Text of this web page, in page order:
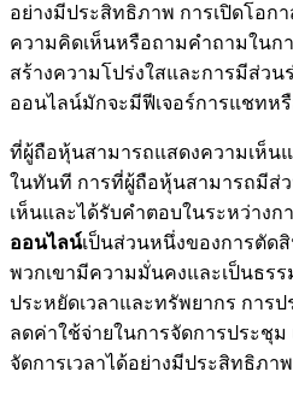
อย่างมีประสิทธิภาพ การเปิดโอก
ความคิดเห็นหรือถามคำถามในก
สร้างความโปร่งใสและการมีส่ว
ออนไลน์มักจะมีฟีเจอร์การแชทห
ที่ผู้ถือหุ้นสามารถแสดงความเห็น
ในทันที การที่ผู้ถือหุ้นสามารถมีส่
เห็นและได้รับคำตอบในระหว่างก
ออนไลน์เป็นส่วนหนึ่งของการตัด
พวกเขามีความมั่นคงและเป็นธร
ประหยัดเวลาและทรัพยากร การ
ลดค่าใช้จ่ายในการจัดการประชุ
จัดการเวลาได้อย่างมีประสิทธิภาพ